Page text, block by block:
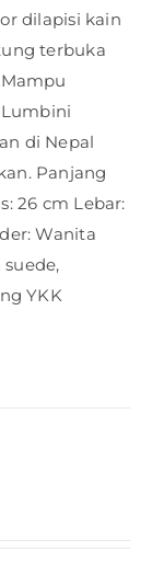
dilapisi kain
terbuka
di Nepal
Panjang
26 cm Lebar:
Wanita
YKK